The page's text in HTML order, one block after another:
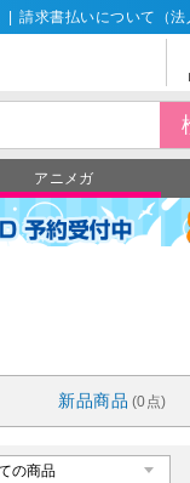
請求書払いについて（法
アニメガ
新品商品 (0点)